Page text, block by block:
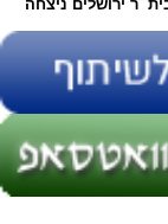
ירושלים ניצחה